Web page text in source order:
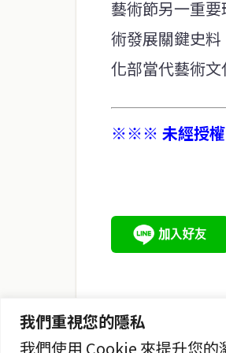
我們重視您的隱私
我們使用 Cookie 來提升您
藝術節另一重
術發展關鍵史
化部當代藝術
※※※ 未經授
泰國當地政治、經濟、華人社群
時、客觀、多元的中文新聞內容。